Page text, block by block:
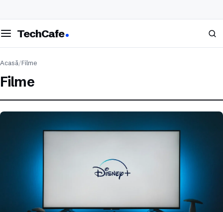
meniul
TechCafe Caută
Acasă/Filme
Filme